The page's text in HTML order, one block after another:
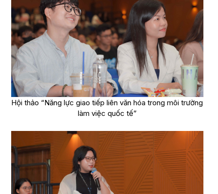
Hội thảo “Năng lực giao tiếp liên văn hóa trong môi trường
làm việc quốc tế”